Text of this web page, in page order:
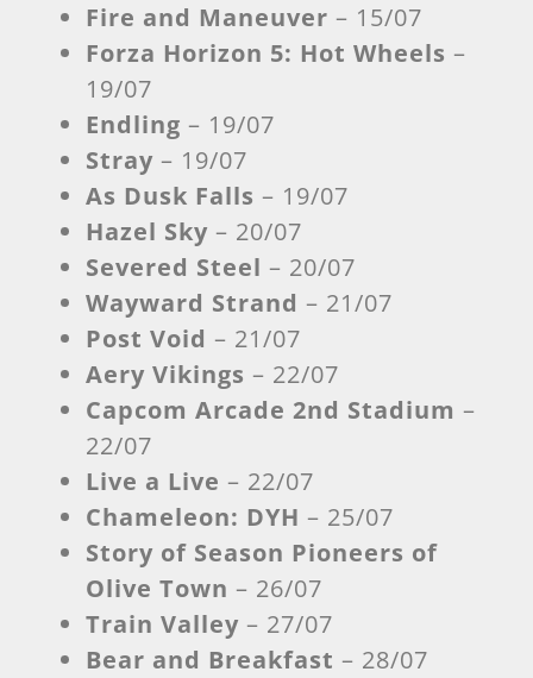
Fire and Maneuver – 15/07
Forza Horizon 5: Hot Wheels –
19/07
Endling – 19/07
Stray – 19/07
As Dusk Falls – 19/07
Hazel Sky – 20/07
Severed Steel – 20/07
Wayward Strand – 21/07
Post Void – 21/07
Aery Vikings – 22/07
Capcom Arcade 2nd Stadium –
22/07
Live a Live – 22/07
Chameleon: DYH – 25/07
Story of Season Pioneers of
Olive Town – 26/07
Train Valley – 27/07
Bear and Breakfast – 28/07